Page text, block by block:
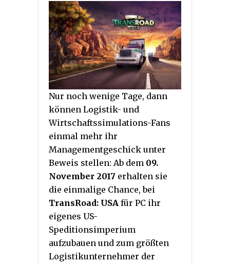
Nur noch wenige Tage, dann
können Logistik- und
Wirtschaftssimulations-Fans
einmal mehr ihr
Managementgeschick unter
Beweis stellen: Ab dem 09.
November 2017 erhalten sie
die einmalige Chance, bei
TransRoad: USA für PC ihr
eigenes US-
Speditionsimperium
aufzubauen und zum größten
Logistikunternehmer der